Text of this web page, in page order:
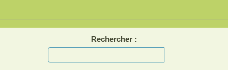
Rechercher :